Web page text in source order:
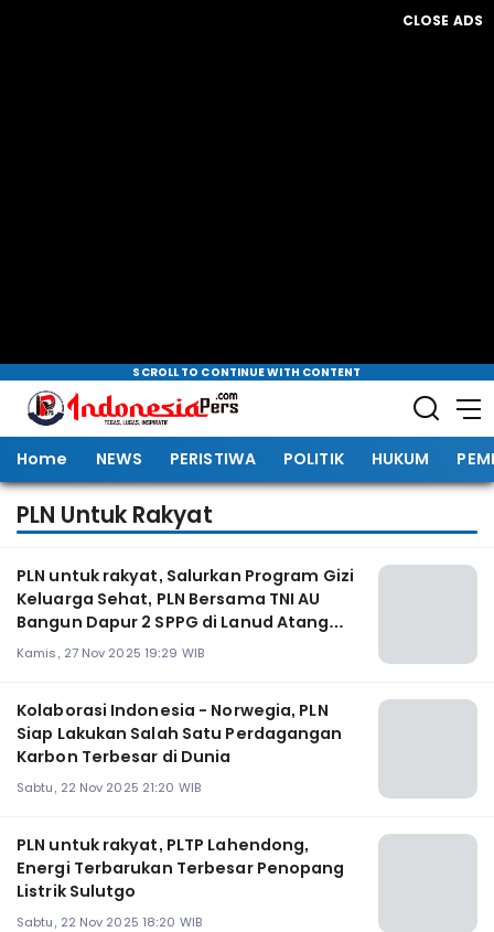
CLOSE ADS
SCROLL TO CONTINUE WITH CONTENT
Home NEWS PERISTIWA POLITIK HUKUM
PLN Untuk Rakyat
PLN untuk rakyat, Salurkan Program Gizi
Keluarga Sehat, PLN Bersama TNI AU
Bangun Dapur 2 SPPG di Lanud Atang
Sendjaja
Kamis, 27 Nov 2025 19:29 WIB
Kolaborasi Indonesia - Norwegia, PLN
Siap Lakukan Salah Satu Perdagangan
Karbon Terbesar di Dunia
Sabtu, 22 Nov 2025 21:20 WIB
PLN untuk rakyat, PLTP Lahendong,
Energi Terbarukan Terbesar Penopang
Listrik Sulutgo
Sabtu, 22 Nov 2025 18:20 WIB